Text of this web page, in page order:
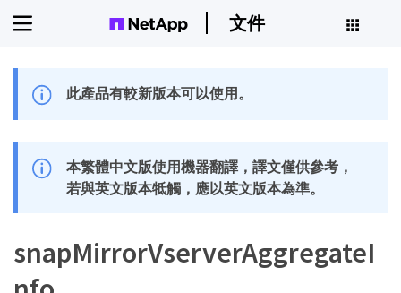
文件
此產品有較新版本可以使用。
本繁體中文版使用機器翻譯，譯文僅供參考，
若與英文版本牴觸，應以英文版本為準。
snapMirrorVserverAggregateI